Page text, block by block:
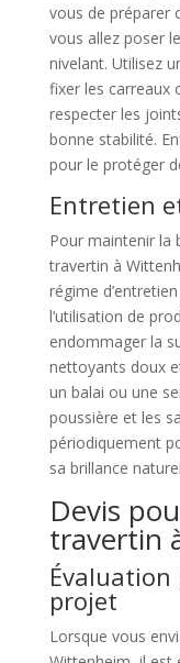
vous de préparer
vous allez poser
nivelant. Utilisez
fixer les carreaux
respecter les
bonne stabilité.
pour le protéger
Entretien
Pour maintenir la
travertin à
régime
l’utilisation de
endommager la
nettoyants doux
un balai ou une
poussière et les
périodiquement
sa brillance
Devis
travertin
Évaluation
projet
Lorsque vous